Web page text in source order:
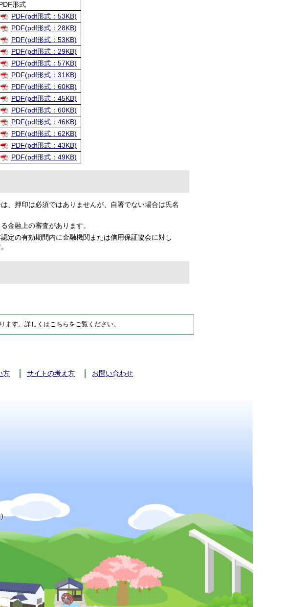
形式
PDF(pdf形式：53KB)
PDF(pdf形式：28KB)
PDF(pdf形式：53KB)
PDF(pdf形式：29KB)
PDF(pdf形式：57KB)
PDF(pdf形式：31KB)
PDF(pdf形式：60KB)
PDF(pdf形式：45KB)
PDF(pdf形式：60KB)
PDF(pdf形式：46KB)
PDF(pdf形式：62KB)
PDF(pdf形式：43KB)
PDF(pdf形式：49KB)
、押印は必須ではありませんが、自署でない場合は氏名
金融上の審査があります。
定の有効期間内に金融機関または信用保証協会に対し
す。詳しくはこちらをご覧ください。
方 サイトの考え方 お問い合わせ
)